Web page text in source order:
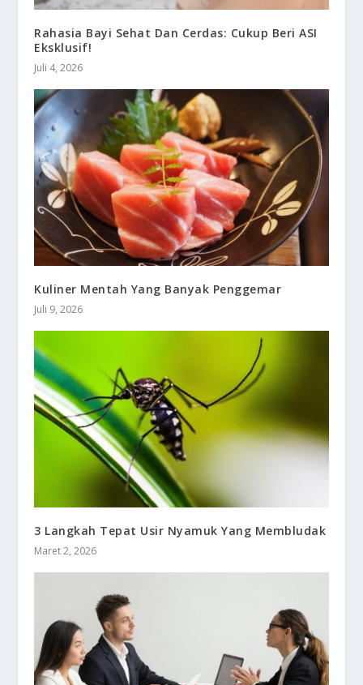
Rahasia Bayi Sehat Dan Cerdas: Cukup Beri ASI
Eksklusif!
Juli 4, 2026
Kuliner Mentah Yang Banyak Penggemar
Juli 9, 2026
3 Langkah Tepat Usir Nyamuk Yang Membludak
Maret 2, 2026